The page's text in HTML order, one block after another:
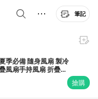
筆記
季必備 隨身風扇 製冷
風扇手持風扇 折疊風
搶購